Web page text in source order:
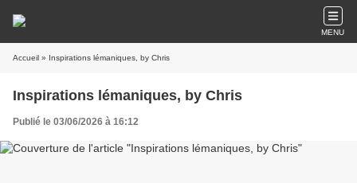
MENU
Accueil » Inspirations lémaniques, by Chris
Inspirations lémaniques, by Chris
Publié le 03/06/2026 à 16:12